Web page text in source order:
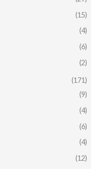
(15)
(4)
(6)
(2)
(171)
(9)
(4)
(6)
(4)
(12)